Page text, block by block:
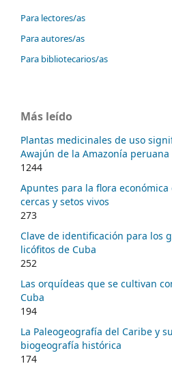
Para lectores/as
Para autores/as
Para bibliotecarios/as
Más leído
Plantas medicinales de uso
Awajún de la Amazonía peruana
1244
Apuntes para la flora
cercas y setos vivos
273
Clave de identificación para los
licófitos de Cuba
252
Las orquídeas que se cultivan
Cuba
194
La Paleogeografía del Caribe y
biogeografía histórica
174